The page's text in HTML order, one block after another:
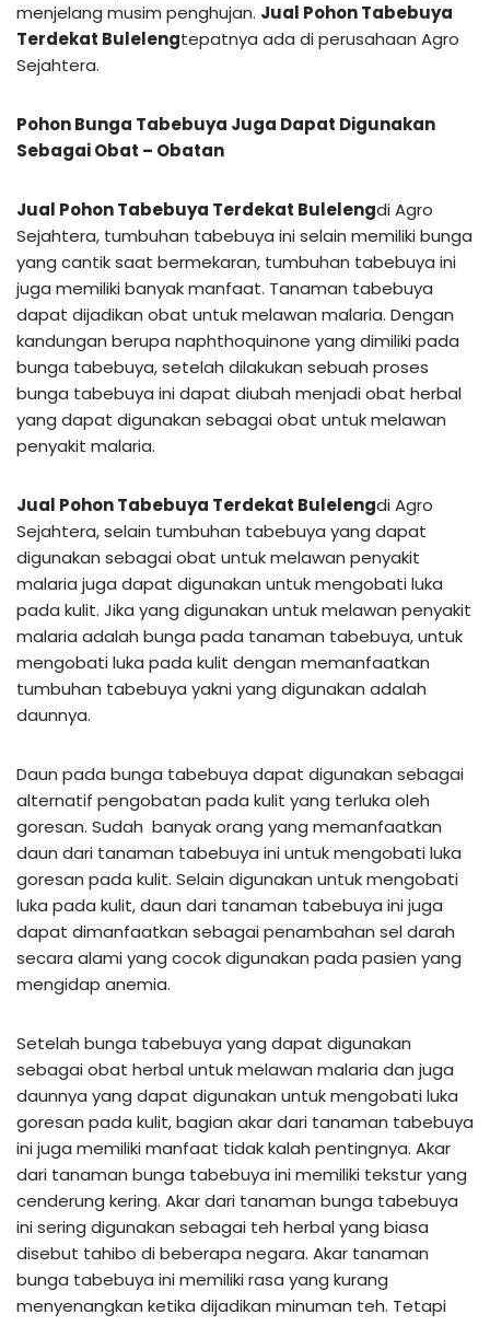
menjelang musim penghujan. Jual Pohon Tabebuya
Terdekat Bulelengtepatnya ada di perusahaan Agro
Sejahtera.
Pohon Bunga Tabebuya Juga Dapat Digunakan
Sebagai Obat – Obatan
Jual Pohon Tabebuya Terdekat Bulelengdi Agro
Sejahtera, tumbuhan tabebuya ini selain memiliki bunga
yang cantik saat bermekaran, tumbuhan tabebuya ini
juga memiliki banyak manfaat. Tanaman tabebuya
dapat dijadikan obat untuk melawan malaria. Dengan
kandungan berupa naphthoquinone yang dimiliki pada
bunga tabebuya, setelah dilakukan sebuah proses
bunga tabebuya ini dapat diubah menjadi obat herbal
yang dapat digunakan sebagai obat untuk melawan
penyakit malaria.
Jual Pohon Tabebuya Terdekat Bulelengdi Agro
Sejahtera, selain tumbuhan tabebuya yang dapat
digunakan sebagai obat untuk melawan penyakit
malaria juga dapat digunakan untuk mengobati luka
pada kulit. Jika yang digunakan untuk melawan penyakit
malaria adalah bunga pada tanaman tabebuya, untuk
mengobati luka pada kulit dengan memanfaatkan
tumbuhan tabebuya yakni yang digunakan adalah
daunnya.
Daun pada bunga tabebuya dapat digunakan sebagai
alternatif pengobatan pada kulit yang terluka oleh
goresan. Sudah banyak orang yang memanfaatkan
daun dari tanaman tabebuya ini untuk mengobati luka
goresan pada kulit. Selain digunakan untuk mengobati
luka pada kulit, daun dari tanaman tabebuya ini juga
dapat dimanfaatkan sebagai penambahan sel darah
secara alami yang cocok digunakan pada pasien yang
mengidap anemia.
Setelah bunga tabebuya yang dapat digunakan
sebagai obat herbal untuk melawan malaria dan juga
daunnya yang dapat digunakan untuk mengobati luka
goresan pada kulit, bagian akar dari tanaman tabebuya
ini juga memiliki manfaat tidak kalah pentingnya. Akar
dari tanaman bunga tabebuya ini memiliki tekstur yang
cenderung kering. Akar dari tanaman bunga tabebuya
ini sering digunakan sebagai teh herbal yang biasa
disebut tahibo di beberapa negara. Akar tanaman
bunga tabebuya ini memiliki rasa yang kurang
menyenangkan ketika dijadikan minuman teh. Tetapi